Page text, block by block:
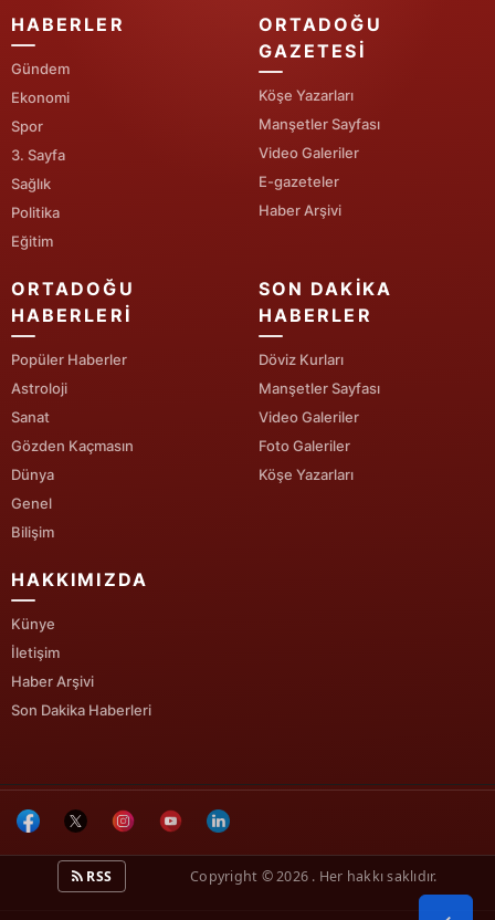
Zonguldak
Aksaray
Bayburt
Karaman
Kırıkkale
Şırnak
Bartın
Ardahan
Iğdır
Yalova
HABERLER
Gündem
Ekonomi
Spor
3. Sayfa
Sağlık
Politika
Eğitim
ORTADOĞU
GAZETESI
Köşe Yazarları
Manşetler Sayfası
Video Galeriler
E-gazeteler
Haber Arşivi
ORTADOĞU
HABERLERI
Popüler Haberler
Astroloji
Sanat
Gözden Kaçmasın
Dünya
Genel
Bilişim
SON DAKIKA
HABERLER
Döviz Kurları
Manşetler Sayfası
Video Galeriler
Foto Galeriler
Köşe Yazarları
HAKKIMIZDA
Künye
İletişim
Haber Arşivi
Son Dakika Haberleri
RSS Copyright © 2026 . Her hakkı saklıdır.